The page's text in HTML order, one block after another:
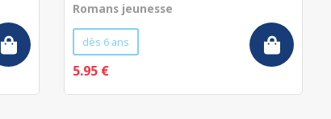
Romans jeunesse
dès 6 ans
5.95 €